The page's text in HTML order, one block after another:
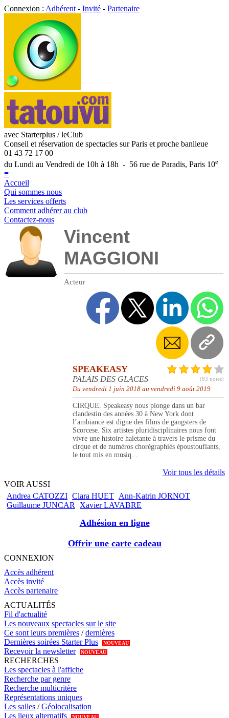
Connexion : Adhérent - Invité - Partenaire
avec Starterplus / leClub
Conseil et réservation de spectacles sur Paris et proche banlieue
01 43 72 17 00
du Lundi au Vendredi de 10h à 18h - 56 rue de Paradis, Paris 10e
≡
Accueil
Qui sommes nous
Les services offerts
Comment adhérer au club
Contactez-nous
Vincent
MAGGIONI
Acteur
(83 notes)
SPEAKEASY
PALAIS DES GLACES
Du vendredi 1 juin 2018 au vendredi 9 août 2019
CIRQUE. Speakeasy nous plonge dans un bar
clandestin des années 30 à New York dont
l’ambiance est digne des films de gangsters de
Scorcese. Six artistes pluridisciplinaires nous font
vivre une histoire haletante à travers le prisme du
cirque et de numéros chorégraphiés époustouflants,
le tout mis en musiq...
Voir tous les détails
VOIR AUSSI
Andrea CATOZZI Clara HUET Ann-Katrin JORNOT
Guillaume JUNCAR
Xavier LAVABRE
Adhésion en ligne
Offrir une carte cadeau
CONNEXION
Accès adhérent
Accès invité
Accès partenaire
ACTUALITÉS
Fil d'actualité
Les nouveaux spectacles sur le site
Ce sont leurs premières /dernières
Dernières soirées Starter Plus
NOUVEAU
Recevoir la newsletter NOUVEAU
RECHERCHES
Les spectacles à l'affiche
Recherche par genre
Recherche multicritère
Représentations uniques
Les salles /Géolocalisation
Les lieux alternatifs